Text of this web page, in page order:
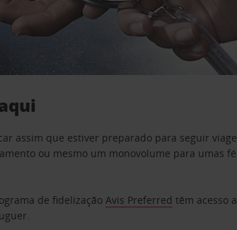
assim que estiver preparado para seguir
ou mesmo um monovolume para
de fidelizaçãoAvis Preferred têm acesso